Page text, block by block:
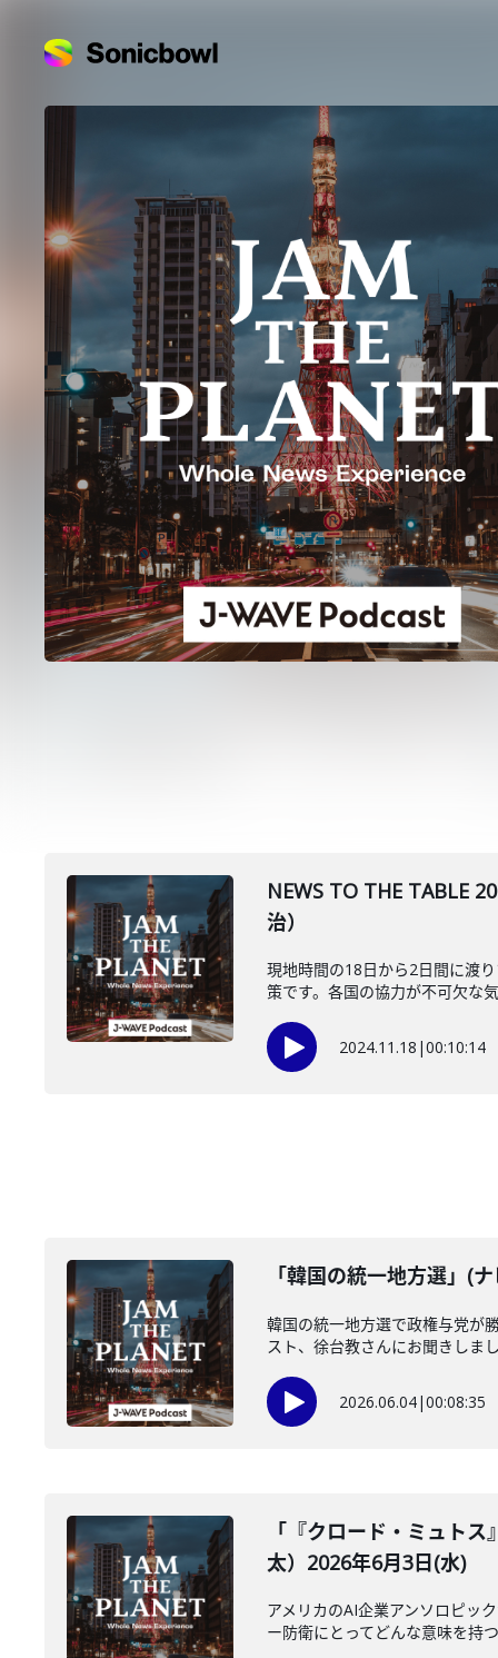
NEWS TO THE TABLE
治）
現地時間の18日から2日間に渡
策です。各国の協力が不可欠な
2024.11.18 |00:10:14
「韓国の統一地方選」(
韓国の統一地方選で政権与党が
スト、徐台教さんにお聞きしま
2026.06.04|00:08:35
「『クロード・ミュト
太）2026年6月3日(水)
アメリカのAI企業アンソロピッ
ー防衛にとってどんな意味を持